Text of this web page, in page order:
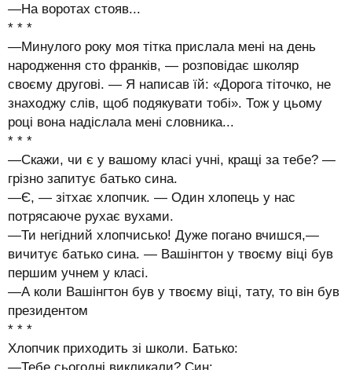
—На воротах стояв...
* * *
—Минулого року моя тітка прислала мені на день
народження сто франків, — розповідає школяр
своєму другові. — Я написав їй: «Дорога тіточко, не
знаходжу слів, щоб подякувати тобі». Тож у цьому
році вона надіслала мені словника...
* * *
—Скажи, чи є у вашому класі учні, кращі за тебе? —
грізно запитує батько сина.
—Є, — зітхає хлопчик. — Один хлопець у нас
потрясаюче рухає вухами.
—Ти негідний хлопчисько! Дуже погано вчишся,—
вичитує батько сина. — Вашінгтон у твоєму віці був
першим учнем у класі.
—А коли Вашінгтон був у твоєму віці, тату, то він був
президентом
* * *
Хлопчик приходить зі школи. Батько:
—Тебе сьогодні викликали? Син: